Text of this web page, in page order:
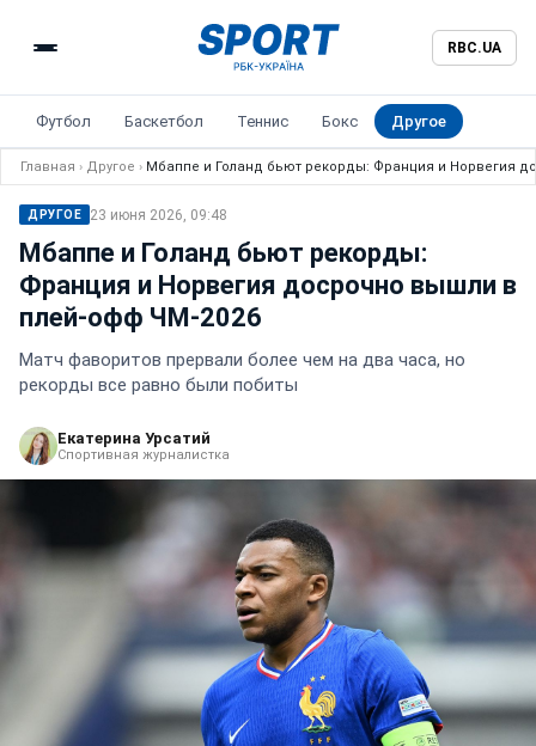
RBC.UA
Футбол Баскетбол Теннис Бокс Другое
Главная › Другое › Мбаппе и Голанд бьют рекорды: Франция и Норвегия
ДРУГОЕ 23 июня 2026, 09:48
Мбаппе и Голанд бьют рекорды:
Франция и Норвегия досрочно вышли в
плей-офф ЧМ-2026
Матч фаворитов прервали более чем на два часа, но
рекорды все равно были побиты
Екатерина Урсатий
Спортивная журналистка